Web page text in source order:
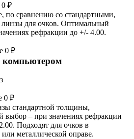
0 ₽
по сравнению со стандартными,
для очков. Оптимальный
рефракции до +/- 4.00.
0 ₽
компьютером
0 ₽
стандартной толщины,
выбор – при значениях рефракции
Подходят для очков в
металлической оправе.